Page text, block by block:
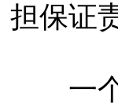
担保证
一个